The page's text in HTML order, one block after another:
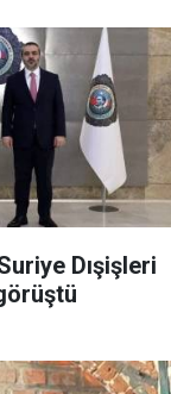
Dışişleri